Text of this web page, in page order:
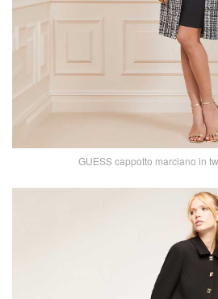
GUESS cappotto marciano in